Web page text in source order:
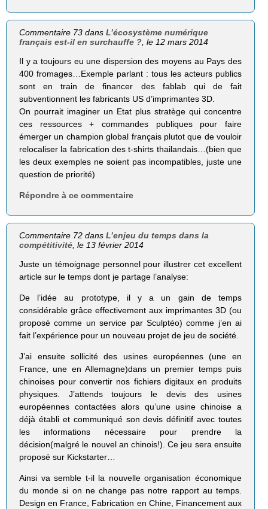
Commentaire 73 dansL’écosystème numérique
français est-il en surchauffe ? , le 12 mars 2014
Il y a toujours eu une dispersion des moyens au Pays des
400 fromages…Exemple parlant : tous les acteurs publics
sont en train de financer des fablab qui de fait
subventionnent les fabricants US d’imprimantes 3D.
On pourrait imaginer un Etat plus stratège qui concentre
ces ressources + commandes publiques pour faire
émerger un champion global français plutot que de vouloir
relocaliser la fabrication des t-shirts thailandais…(bien que
les deux exemples ne soient pas incompatibles, juste une
question de priorité)
Répondre à ce commentaire
Commentaire 72 dansL’enjeu du temps dans la
compétitivité , le 13 février 2014
Juste un témoignage personnel pour illustrer cet excellent
article sur le temps dont je partage l’analyse:
De l’idée au prototype, il y a un gain de temps
considérable grâce effectivement aux imprimantes 3D (ou
proposé comme un service par Sculptéo) comme j’en ai
fait l’expérience pour un nouveau projet de jeu de société.
J’ai ensuite sollicité des usines européennes (une en
France, une en Allemagne)dans un premier temps puis
chinoises pour convertir nos fichiers digitaux en produits
physiques. J’attends toujours le devis des usines
européennes contactées alors qu’une usine chinoise a
déjà établi et communiqué son devis définitif avec toutes
les informations nécessaire pour prendre la
décision(malgré le nouvel an chinois!). Ce jeu sera ensuite
proposé sur Kickstarter…
Ainsi va semble t-il la nouvelle organisation économique
du monde si on ne change pas notre rapport au temps.
Design en France, Fabrication en Chine, Financement aux